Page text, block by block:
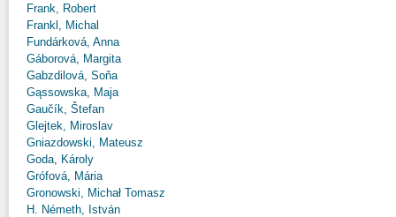
Frank, Robert
Frankl, Michal
Fundárková, Anna
Gáborová, Margita
Gabzdilová, Soňa
Gąssowska, Maja
Gaučík, Štefan
Glejtek, Miroslav
Gniazdowski, Mateusz
Goda, Károly
Grófová, Mária
Gronowski, Michał Tomasz
H. Németh, István